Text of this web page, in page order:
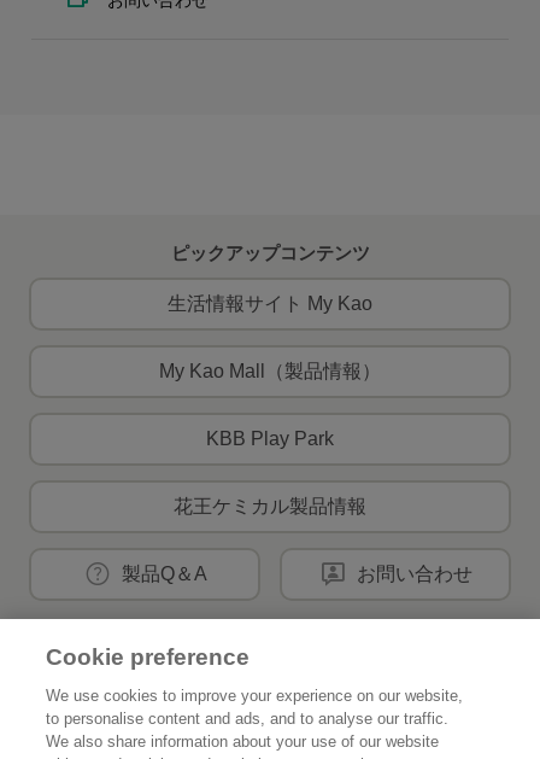
ピックアップコンテンツ
生活情報サイト My Kao
My Kao Mall（製品情報）
KBB Play Park
花王ケミカル製品情報
製品Q＆A お問い合わせ
Cookie preference
We use cookies to improve your experience on our website,
to personalise content and ads, and to analyse our traffic.
We also share information about your use of our website